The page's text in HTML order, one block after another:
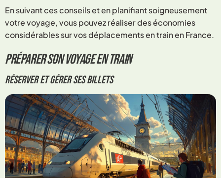
En suivant ces conseils et en planifiant soigneusement
votre voyage, vous pouvez réaliser des économies
considérables sur vos déplacements en train en France.
Préparer son voyage en train
Réserver et gérer ses billets